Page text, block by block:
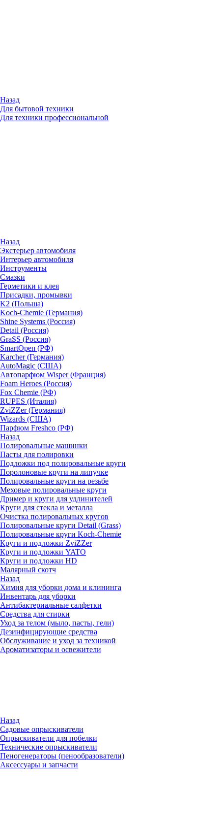
Назад
Для бытовой техники
Для техники профессиональной
Назад
Экстерьер автомобиля
Интерьер автомобиля
Инструменты
Смазки
Герметики и клея
Присадки, промывки
K2 (Польша)
Koch-Chemie (Германия)
Shine Systems (Россия)
Detail (Россия)
GraSS (Россия)
SmartOpen (РФ)
Karcher (Германия)
AutoMagic (США)
Автопарфюм Wisper (Франция)
Foam Heroes (Россия)
Fox Chemie (РФ)
RUPES (Италия)
ZviZZer (Германия)
Wizards (США)
Парфюм Freshco (РФ)
Назад
Полировальные машинки
Пасты для полировки
Подложки под полировальные круги
Поролоновые круги на липучке
Полировальные круги на резьбе
Меховые полировальные круги
Дример и круги для удлинителей
Круги для стекла и металла
Очистка полировальных кругов
Полировальные круги Detail (Grass)
Полировальные круги Koch-Chemie
Круги и подложки ZviZZer
Круги и подложки YATO
Круги и подложки HD
Малярный скотч
Назад
Химия для уборки дома и клининга
Инвентарь для уборки
Антибактериальные салфетки
Средства для стирки
Уход за телом (мыло, пасты, гели)
Дезинфицирующие средства
Обслуживание и уход за техникой
Ароматизаторы и освежители
Назад
Садовые опрыскиватели
Опрыскиватели для побелки
Технические опрыскиватели
Пеногенераторы (пенообразователи)
Аксессуары и запчасти